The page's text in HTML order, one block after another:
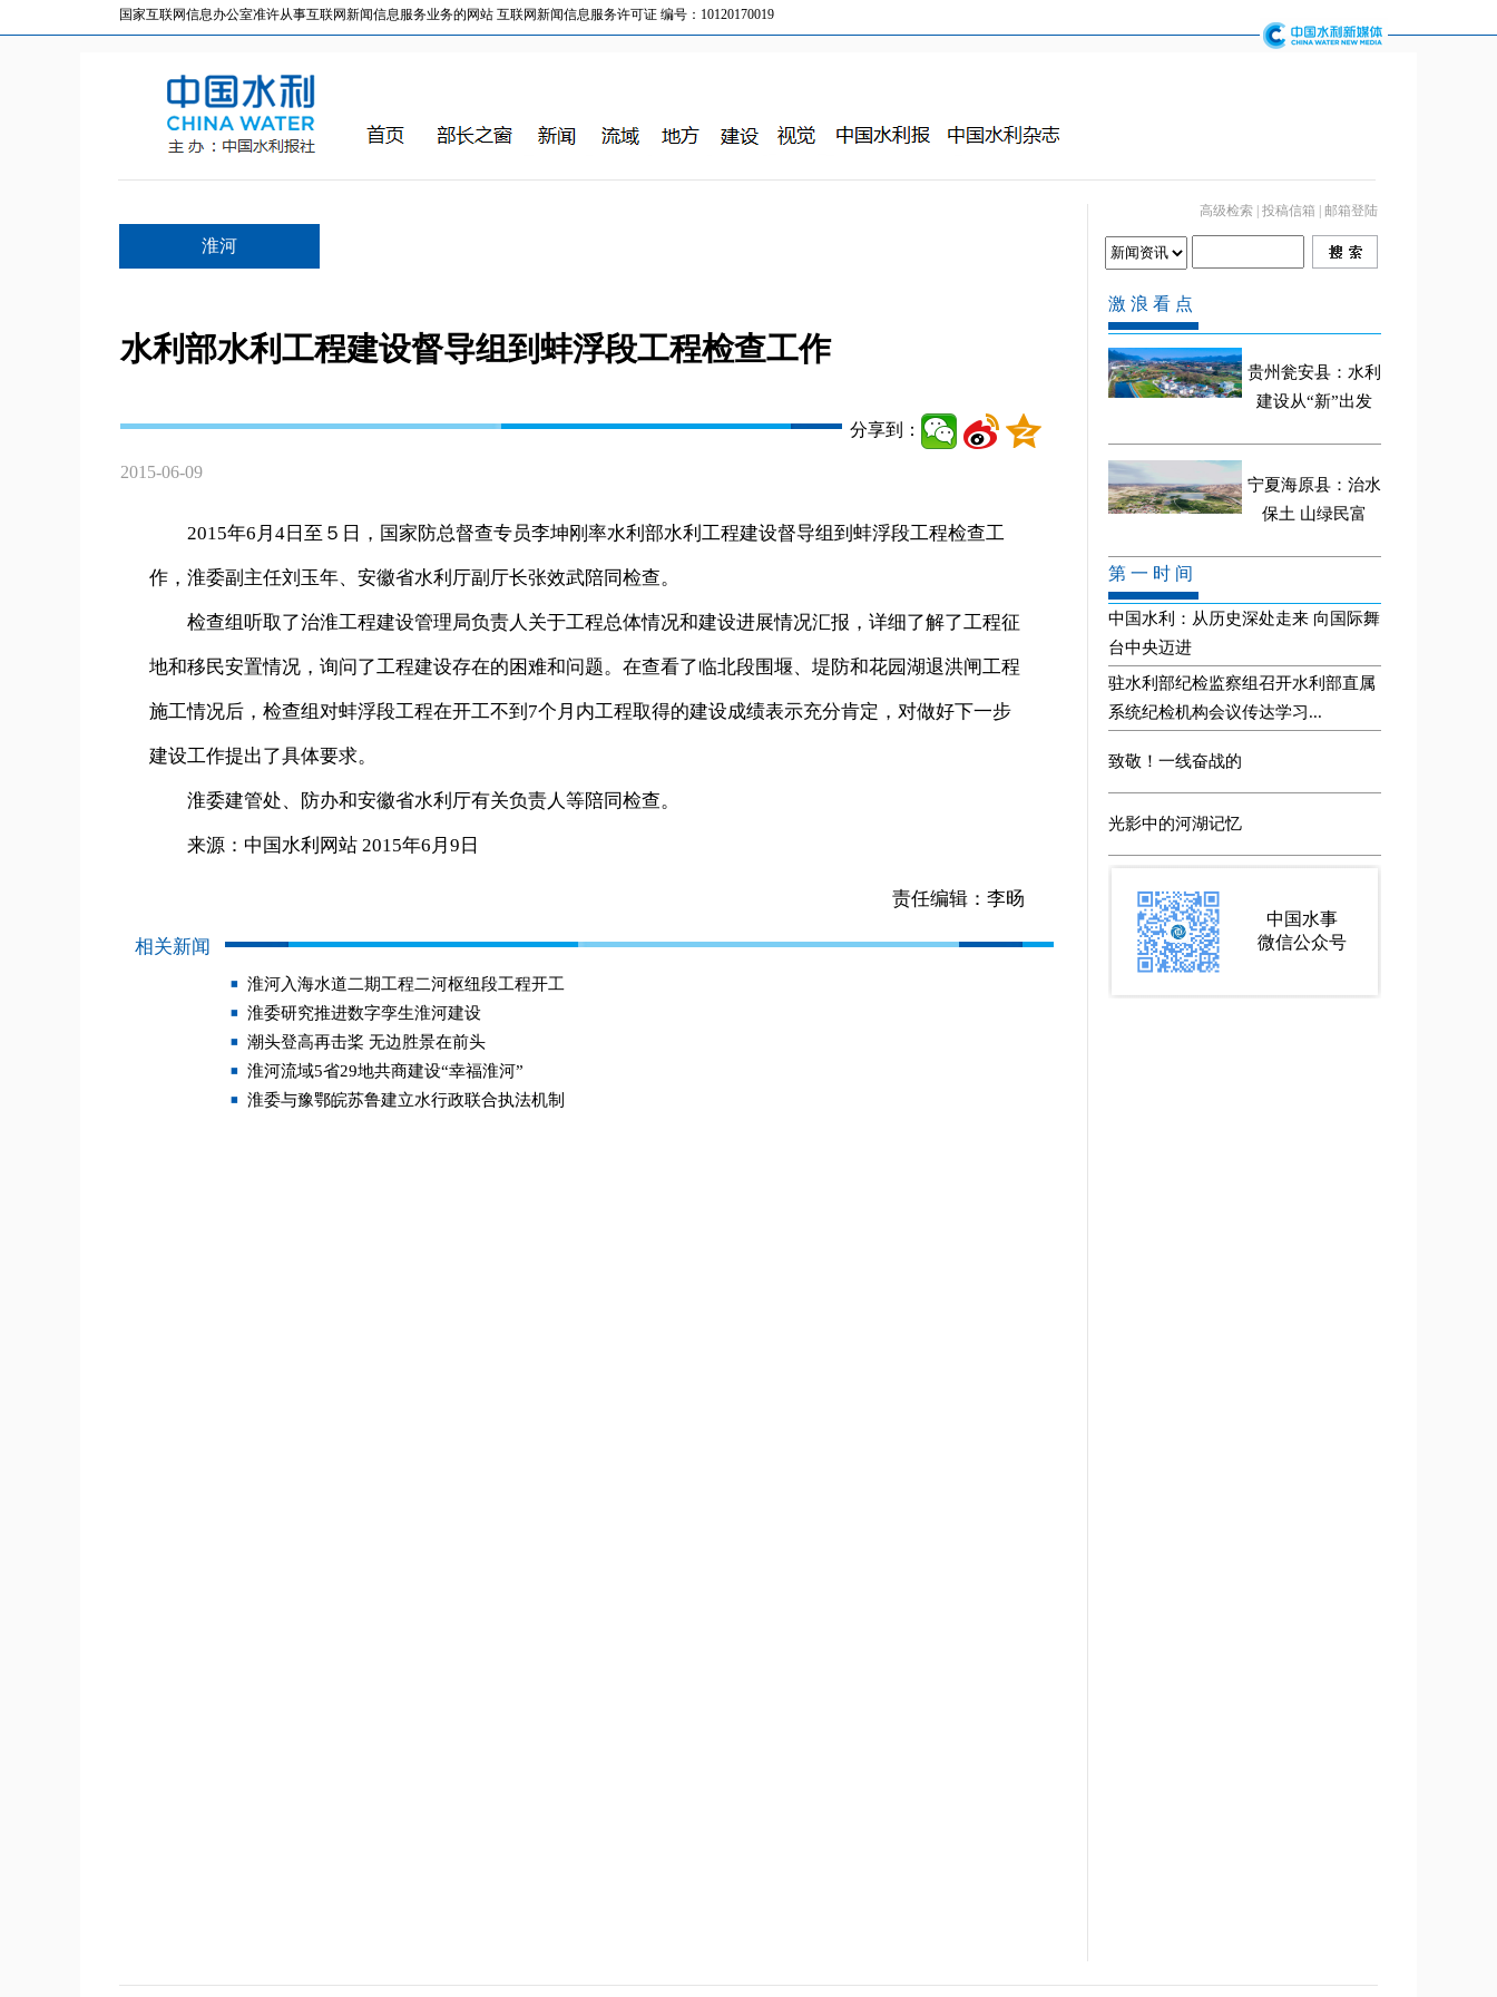
国家互联网信息办公室准许从事互联网新闻信息服务业务的网站 互联网新闻信息服务许可证 编号：10120170019
淮河
高级检索 投稿信箱 邮箱登陆
水利部水利工程建设督导组到蚌浮段工程检查工作
分享到：
2015-06-09
2015年6月4日至５日，国家防总督查专员李坤刚率水利部水利工程建设督导组到蚌浮段工程检查工
作，淮委副主任刘玉年、安徽省水利厅副厅长张效武陪同检查。
检查组听取了治淮工程建设管理局负责人关于工程总体情况和建设进展情况汇报，详细了解了工程征
地和移民安置情况，询问了工程建设存在的困难和问题。在查看了临北段围堰、堤防和花园湖退洪闸工程
施工情况后，检查组对蚌浮段工程在开工不到7个月内工程取得的建设成绩表示充分肯定，对做好下一步
建设工作提出了具体要求。
淮委建管处、防办和安徽省水利厅有关负责人等陪同检查。
来源：中国水利网站 2015年6月9日
责任编辑：李旸
相关新闻
淮河入海水道二期工程二河枢纽段工程开工
淮委研究推进数字孪生淮河建设
潮头登高再击桨 无边胜景在前头
淮河流域5省29地共商建设“幸福淮河”
淮委与豫鄂皖苏鲁建立水行政联合执法机制